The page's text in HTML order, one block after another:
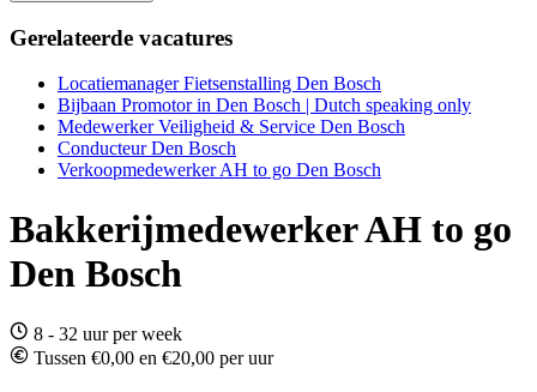
Gerelateerde vacatures
Locatiemanager Fietsenstalling Den Bosch
Bijbaan Promotor in Den Bosch | Dutch speaking only
Medewerker Veiligheid & Service Den Bosch
Conducteur Den Bosch
Verkoopmedewerker AH to go Den Bosch
Bakkerijmedewerker AH to go
Den Bosch
8 - 32 uur per week
Tussen €0,00 en €20,00 per uur